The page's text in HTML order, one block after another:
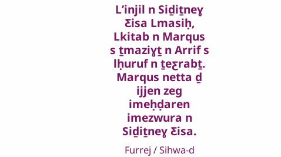
Lʼinjil n Siḏiṯneɣ
Ƹisa Lmasiḥ,
Lkitab n Marqus
s ṯmaziɣṯ n Arrif s
lḥuruf n ṯeƹrabṯ.
Marqus netta ḏ
ijjen zeg
imeḥḍaren
imezwura n
Siḏiṯneɣ Ƹisa.
Furrej /Sihwa-d